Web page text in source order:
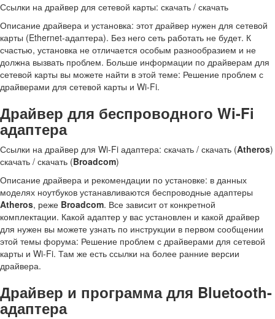
Ссылки на драйвер для сетевой карты: скачать / скачать
Описание драйвера и установка: этот драйвер нужен для сетевой
карты (Ethernet-адаптера). Без него сеть работать не будет. К
счастью, установка не отличается особым разнообразием и не
должна вызвать проблем. Больше информации по драйверам для
сетевой карты вы можете найти в этой теме: Решение проблем с
драйверами для сетевой карты и Wi-Fi.
Драйвер для беспроводного Wi-Fi
адаптера
Ссылки на драйвер для Wi-Fi адаптера: скачать / скачать (Atheros)
скачать / скачать (Broadcom)
Описание драйвера и рекомендации по установке: в данных
моделях ноутбуков устанавливаются беспроводные адаптеры
Atheros, реже Broadcom. Все зависит от конкретной
комплектации. Какой адаптер у вас установлен и какой драйвер
для нужен вы можете узнать по инструкции в первом сообщении
этой темы форума: Решение проблем с драйверами для сетевой
карты и Wi-Fi. Там же есть ссылки на более ранние версии
драйвера.
Драйвер и программа для Bluetooth-
адаптера